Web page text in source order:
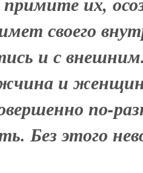
своего
и с
и
по-
Без этого